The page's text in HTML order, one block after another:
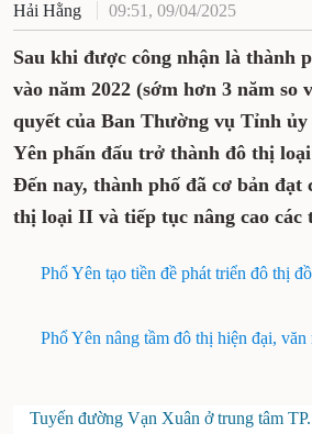
Hải Hằng 09:51, 09/04/2025
Sau khi được công nhận là thành
vào năm 2022 (sớm hơn 3 năm so
quyết của Ban Thường vụ Tỉnh ủy
Yên phấn đấu trở thành đô thị
Đến nay, thành phố đã cơ bản đạt
thị loại II và tiếp tục nâng cao các
Phổ Yên tạo tiền đề phát triển đô thị
Phổ Yên nâng tầm đô thị hiện đại, văn
Tuyến đường Vạn Xuân ở trung tâm